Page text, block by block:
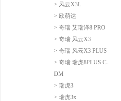
> 风云X3L
> 欧萌达
> 奇瑞 艾瑞泽8 PRO
> 奇瑞 风云X3
> 奇瑞 风云X3 PLUS
> 奇瑞 瑞虎8PLUS C-
DM
> 瑞虎3
> 瑞虎3x